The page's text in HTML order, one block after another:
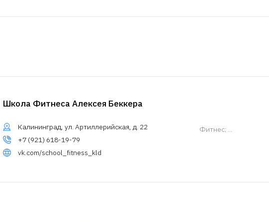
Школа Фитнеса Алексея Беккера
Калининград, ул. Артиллерийская, д. 22
+7 (921) 618-19-79
vk.com/school_fitness_kld
Фитнес; ...